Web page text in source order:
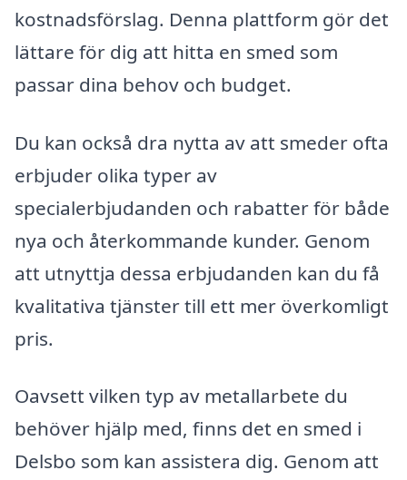
kostnadsförslag. Denna plattform gör det
lättare för dig att hitta en smed som
passar dina behov och budget.
Du kan också dra nytta av att smeder ofta
erbjuder olika typer av
specialerbjudanden och rabatter för både
nya och återkommande kunder. Genom
att utnyttja dessa erbjudanden kan du få
kvalitativa tjänster till ett mer överkomligt
pris.
Oavsett vilken typ av metallarbete du
behöver hjälp med, finns det en smed i
Delsbo som kan assistera dig. Genom att